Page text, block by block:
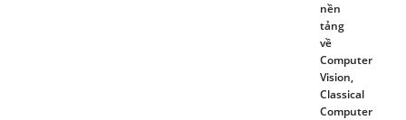
nền
tảng
về
Computer
Vision,
Classical
Computer